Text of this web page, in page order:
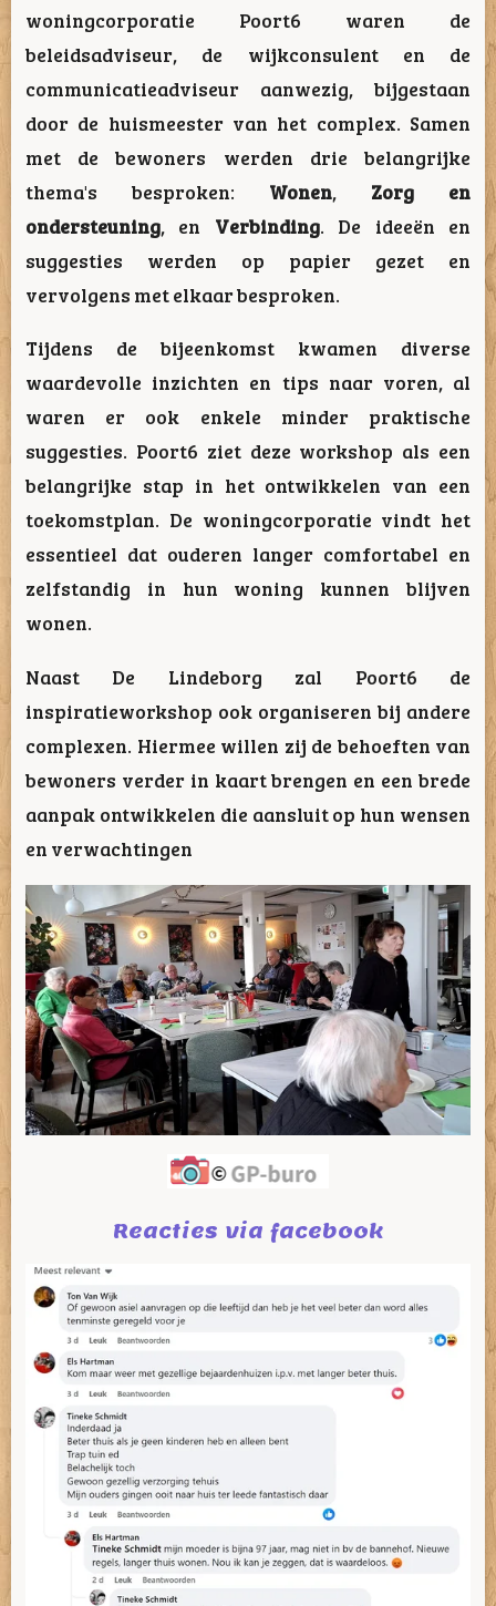
woningcorporatie Poort6 waren de
beleidsadviseur, de wijkconsulent en de
communicatieadviseur aanwezig, bijgestaan
door de huismeester van het complex. Samen
met de bewoners werden drie belangrijke
thema's besproken: Wonen, Zorg en
ondersteuning, en Verbinding. De ideeën en
suggesties werden op papier gezet en
vervolgens met elkaar besproken.
Tijdens de bijeenkomst kwamen diverse
waardevolle inzichten en tips naar voren, al
waren er ook enkele minder praktische
suggesties. Poort6 ziet deze workshop als een
belangrijke stap in het ontwikkelen van een
toekomstplan. De woningcorporatie vindt het
essentieel dat ouderen langer comfortabel en
zelfstandig in hun woning kunnen blijven
wonen.
Naast De Lindeborg zal Poort6 de
inspiratieworkshop ook organiseren bij andere
complexen. Hiermee willen zij de behoeften van
bewoners verder in kaart brengen en een brede
aanpak ontwikkelen die aansluit op hun wensen
en verwachtingen
Reacties via facebook